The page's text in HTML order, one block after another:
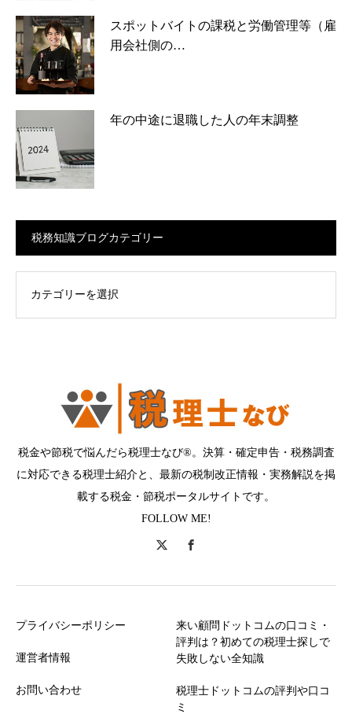
スポットバイトの課税と労働管理等（雇
用会社側の…
年の中途に退職した人の年末調整
税務知識ブログカテゴリー
税金や節税で悩んだら税理士なび®。決算・確定申告・税務調査
に対応できる税理士紹介と、最新の税制改正情報・実務解説を掲
載する税金・節税ポータルサイトです。
FOLLOW ME!
プライバシーポリシー
運営者情報
お問い合わせ
来い顧問ドットコムの口コミ・
評判は？初めての税理士探しで
失敗しない全知識
税理士ドットコムの評判や口コ
ミ